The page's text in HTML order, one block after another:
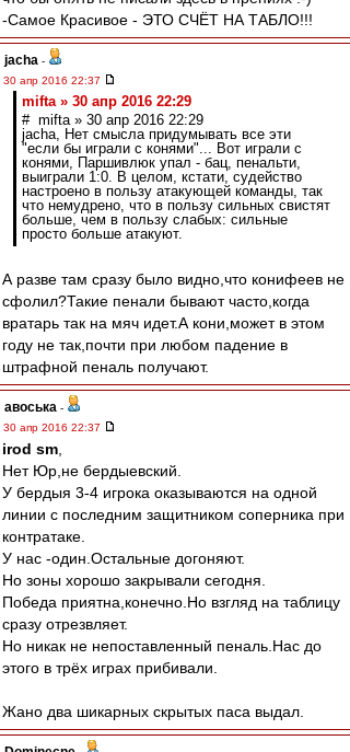
-Самое Красивое - ЭТО СЧЁТ НА ТАБЛО!!!
jacha -
30 апр 2016 22:37
mifta » 30 апр 2016 22:29
# mifta » 30 апр 2016 22:29
jacha, Нет смысла придумывать все эти
"если бы играли с конями"... Вот играли с
конями, Паршивлюк упал - бац, пенальти,
выиграли 1:0. В целом, кстати, судейство
настроено в пользу атакующей команды, так
что немудрено, что в пользу сильных свистят
больше, чем в пользу слабых: сильные
просто больше атакуют.
А разве там сразу было видно,что конифеев не
сфолил?Такие пенали бывают часто,когда
вратарь так на мяч идет.А кони,может в этом
году не так,почти при любом падение в
штрафной пеналь получают.
авоська -
30 апр 2016 22:37
irod sm
Нет Юр,не бердыевский.
У бердыя 3-4 игрока оказываются на одной
линии с последним защитником соперника при
контратаке.
У нас -один.Остальные догоняют.
Но зоны хорошо закрывали сегодня.
Победа приятна,конечно.Но взгляд на таблицу
сразу отрезвляет.
Но никак не непоставленный пеналь.Нас до
этого в трёх играх прибивали.
Жано два шикарных скрытых паса выдал.